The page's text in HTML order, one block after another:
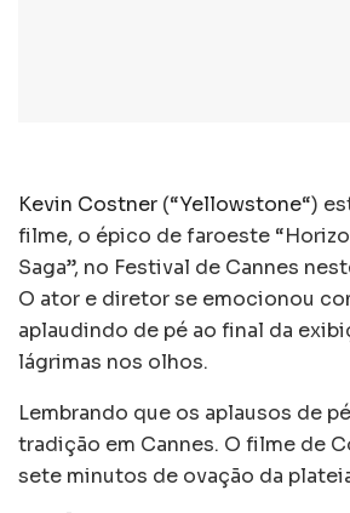
Kevin Costner (“Yellowstone“)
filme, o épico de faroeste
Saga”, no Festival de Cannes
O ator e diretor se emocionou
aplaudindo de pé ao final da
lágrimas nos olhos.
Lembrando que os aplausos de
tradição em Cannes. O filme de
sete minutos de ovação da